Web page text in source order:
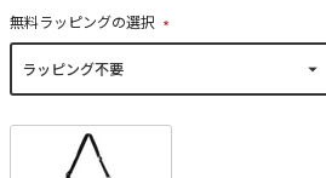
無料ラッピングの選択
(